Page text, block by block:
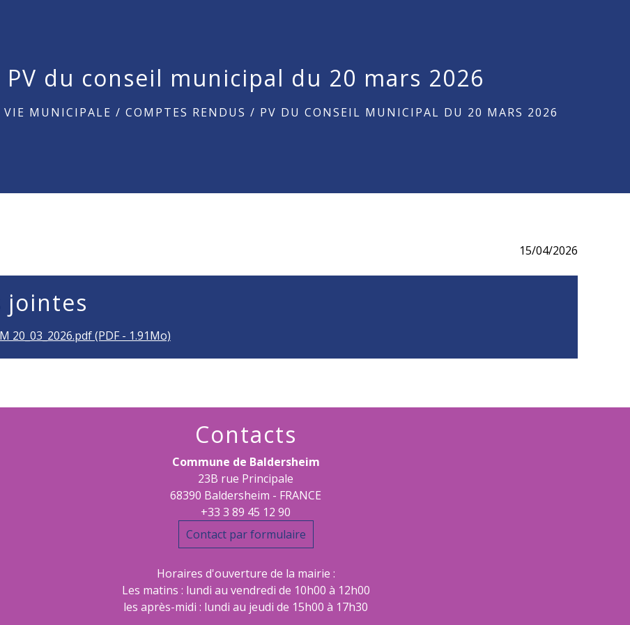
PV du conseil municipal du 20 mars 2026
VIE MUNICIPALE / COMPTES RENDUS / PV DU CONSEIL MUNICIPAL DU 20 MARS 2026
15/04/2026
jointes
20_03_2026.pdf (PDF - 1.91Mo)
Contacts
Commune de Baldersheim
23B rue Principale
68390 Baldersheim - FRANCE
+33 3 89 45 12 90
Contact par formulaire
Horaires d'ouverture de la mairie :
Les matins : lundi au vendredi de 10h00 à 12h00
les après-midi : lundi au jeudi de 15h00 à 17h30